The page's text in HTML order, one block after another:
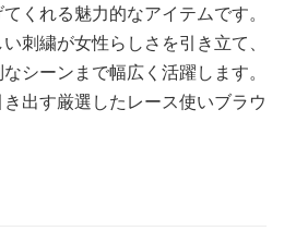
くれる魅力的なアイテムです。
刺繍が女性らしさを引き立て、
シーンまで幅広く活躍します。
出す厳選したレース使いブラウ